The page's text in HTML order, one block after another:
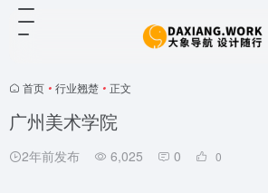
首页 • 行业翘楚 • 正文
广州美术学院
2年前发布 6,025 0 0